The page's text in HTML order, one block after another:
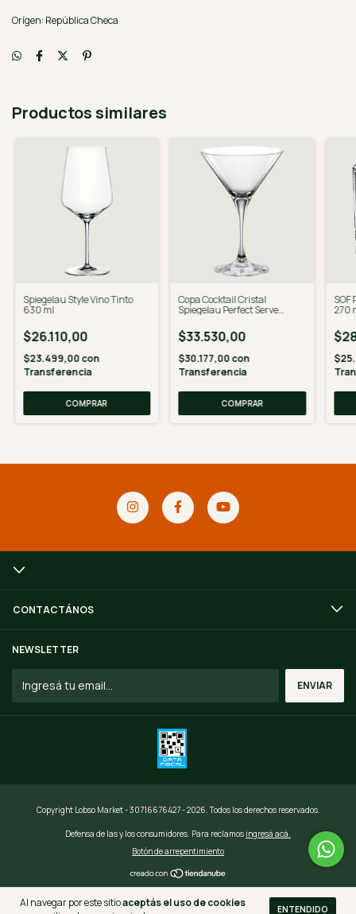
Al navegar por este sitioaceptás el uso de cookies
ENTENDIDO
Orígen: República Checa
Productos similares
Spiegelau Style Vino Tinto
630 ml
$26.110,00
$23.499,00con
Transferencia
Copa Cocktail Cristal
Spiegelau Perfect Serve
$33.530,00
$30.177,00con
Transferencia
SOF
270
CONTACTÁNOS
NEWSLETTER
Copyright Lobso Market - 30716676427 - 2026. Todos los derechos reservados.
Defensa de las y los consumidores. Para reclamos ingresá acá.
Botón de arrepentimiento